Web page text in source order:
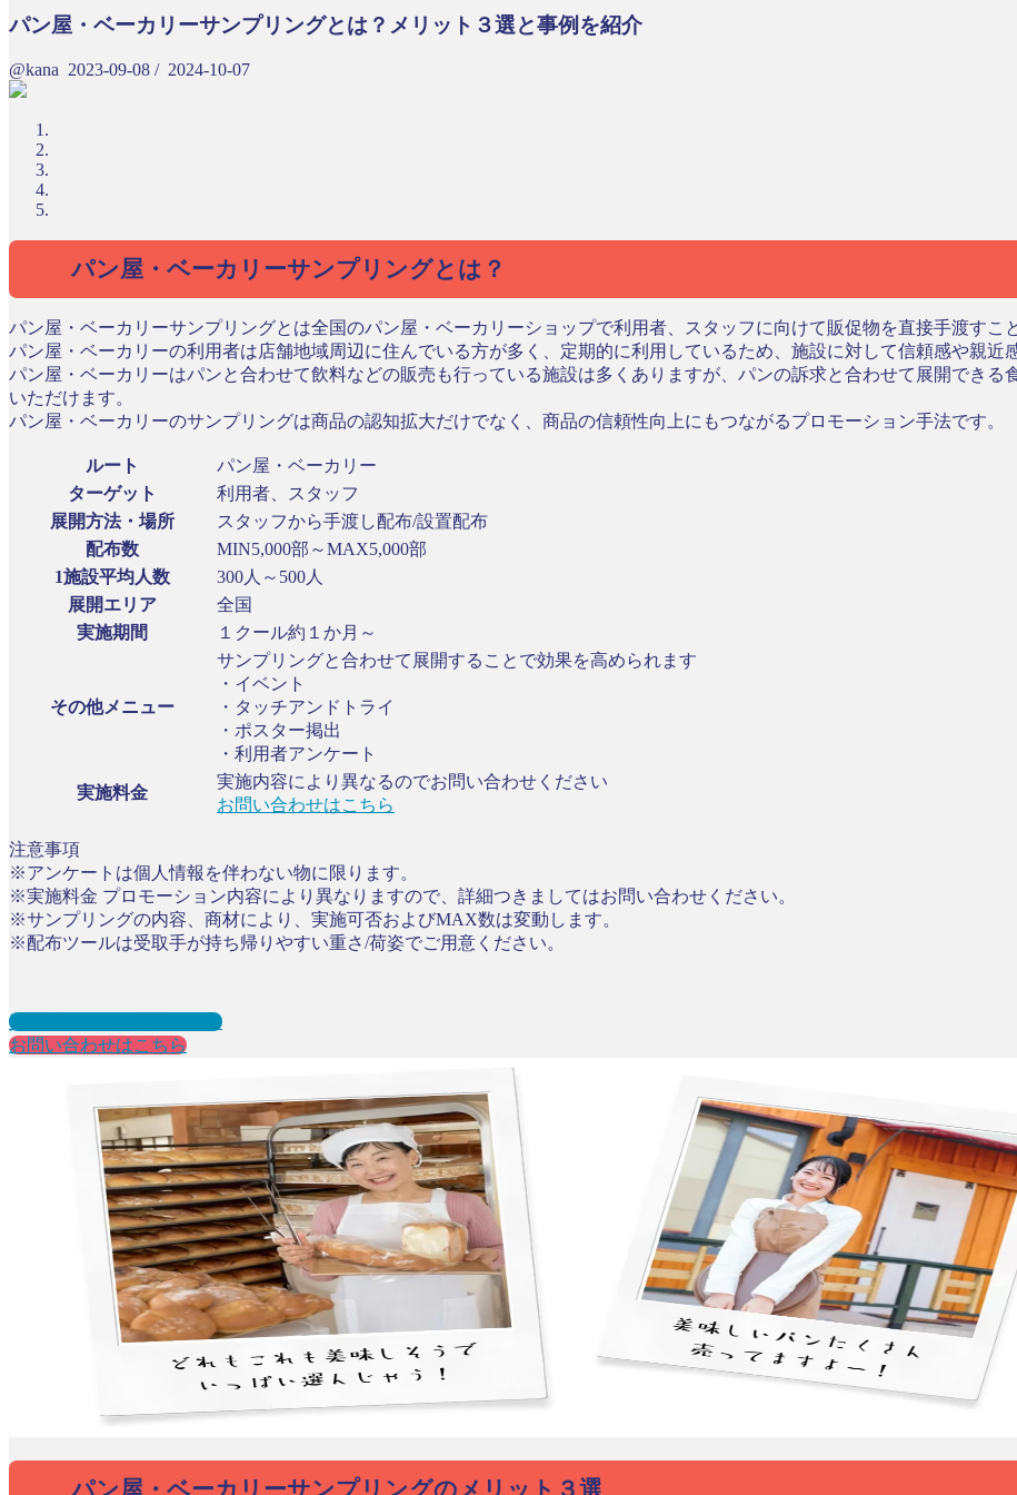
パン屋・ベーカリーサンプリングとは？メリット３選と事例を紹介
@kana 2023-09-08 / 2024-10-07
パン屋・ベーカリーサンプリングとは？
パン屋・ベーカリーサンプリングとは全国のパン屋・ベーカリーショップで利用者、スタッフに向けて販促物を直接手渡すこ
パン屋・ベーカリーの利用者は店舗地域周辺に住んでいる方が多く、定期的に利用しているため、施設に対して信頼感や親近
パン屋・ベーカリーはパンと合わせて飲料などの販売も行っている施設は多くありますが、パンの訴求と合わせて展開でき
いただけます。
パン屋・ベーカリーのサンプリングは商品の認知拡大だけでなく、商品の信頼性向上にもつながるプロモーション手法です。
ルート
パン屋・ベーカリー
ターゲット
利用者、スタッフ
展開方法・場所
スタッフから手渡し配布/設置配布
配布数
MIN5,000部～MAX5,000部
1施設平均人数
300人～500人
展開エリア
全国
実施期間
１クール約１か月～
その他メニュー
サンプリングと合わせて展開することで効果を高められます
・イベント
・タッチアンドトライ
・ポスター掲出
・利用者アンケート
実施料金
実施内容により異なるのでお問い合わせください
お問い合わせはこちら
注意事項
※アンケートは個人情報を伴わない物に限ります。
※実施料金 プロモーション内容により異なりますので、詳細つきましてはお問い合わせください。
※サンプリングの内容、商材により、実施可否およびMAX数は変動します。
※配布ツールは受取手が持ち帰りやすい重さ/荷姿でご用意ください。
資料ダウンロードはこちら
お問い合わせはこちら
パン屋・ベーカリーサンプリングのメリット３選